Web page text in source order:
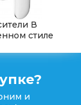
В
стиле
и